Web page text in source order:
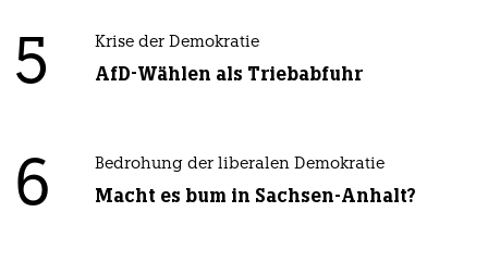
5 Krise der Demokratie
AfD-Wählen als Triebabfuhr
6 Bedrohung der liberalen Demokratie
Macht es bum in Sachsen-Anhalt?